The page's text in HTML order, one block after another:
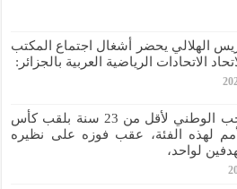
الهلالي يحضر أشغال اجتماع المكتب
الاتحادات الرياضية العربية بالجزائر:
توج المنتخب الوطني لأقل من 23 سنة بلقب كأس
لهذه الفئة، عقب فوزه على نظيره
لواحد،